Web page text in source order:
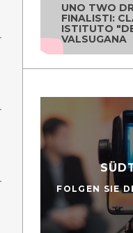
UNO TWO
FINALISTI:
ISTITUTO
VALSUGANA
FOLGEN SIE